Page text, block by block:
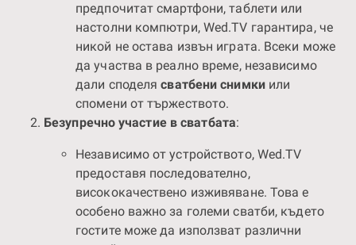
предпочитат смартфони, таблети или
настолни компютри, Wed.TV гарантира, че
никой не остава извън играта. Всеки може
да участва в реално време, независимо
дали споделясватбени снимкиили
спомени от тържеството.
Безупречно участие в сватбата:
Независимо от устройството, Wed.TV
предоставя последователно,
висококачествено изживяване. Това е
особено важно за големи сватби, където
гостите може да използват различни